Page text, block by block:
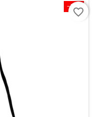
-10%
favorite_border